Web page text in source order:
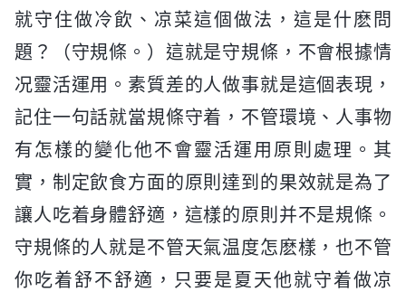
就守住做冷飲、凉菜這個做法，這是什麽問
題？（守規條。）這就是守規條，不會根據情
况靈活運用。素質差的人做事就是這個表現，
記住一句話就當規條守着，不管環境、人事物
有怎樣的變化他不會靈活運用原則處理。其
實，制定飲食方面的原則達到的果效就是為了
讓人吃着身體舒適，這樣的原則并不是規條。
守規條的人就是不管天氣温度怎麽樣，也不管
你吃着舒不舒適，只要是夏天他就守着做凉